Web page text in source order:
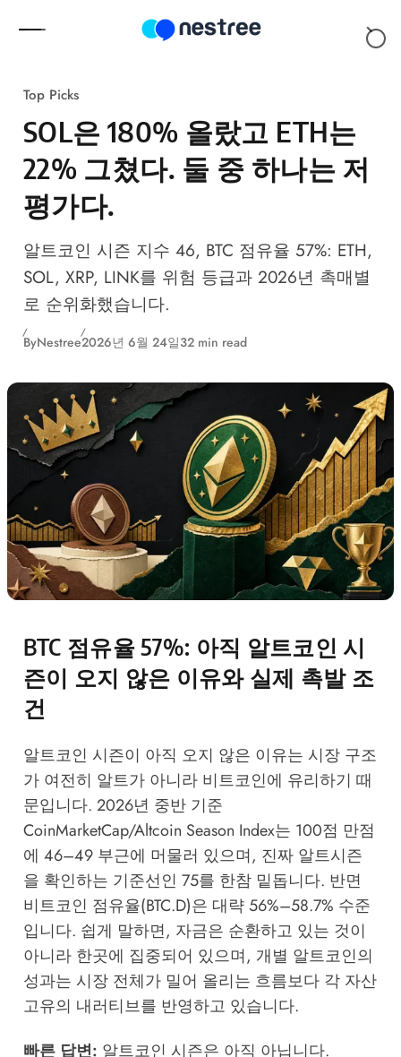
Top Picks
SOL은 180% 올랐고 ETH는
22% 그쳤다. 둘 중 하나는 저
평가다.
알트코인 시즌 지수 46, BTC 점유율 57%: ETH,
SOL, XRP, LINK를 위험 등급과 2026년 촉매별
로 순위화했습니다.
ByNestree2026년 6월 24일32 min read
BTC 점유율 57%: 아직 알트코인 시
즌이 오지 않은 이유와 실제 촉발 조
건
알트코인 시즌이 아직 오지 않은 이유는 시장 구조
가 여전히 알트가 아니라 비트코인에 유리하기 때
문입니다. 2026년 중반 기준
CoinMarketCap/Altcoin Season Index는 100점 만점
에 46–49 부근에 머물러 있으며, 진짜 알트시즌
을 확인하는 기준선인 75를 한참 밑돕니다. 반면
비트코인 점유율(BTC.D)은 대략 56%–58.7% 수준
입니다. 쉽게 말하면, 자금은 순환하고 있는 것이
아니라 한곳에 집중되어 있으며, 개별 알트코인의
성과는 시장 전체가 밀어 올리는 흐름보다 각 자산
고유의 내러티브를 반영하고 있습니다.
빠른 답변: 알트코인 시즌은 아직 아닙니다.